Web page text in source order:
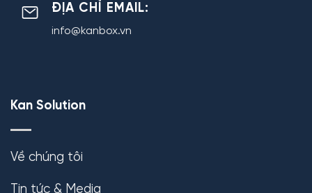
ĐỊA CHỈ EMAIL:
info@kanbox.vn
Kan Solution
Về chúng tôi
Tin tức & Media